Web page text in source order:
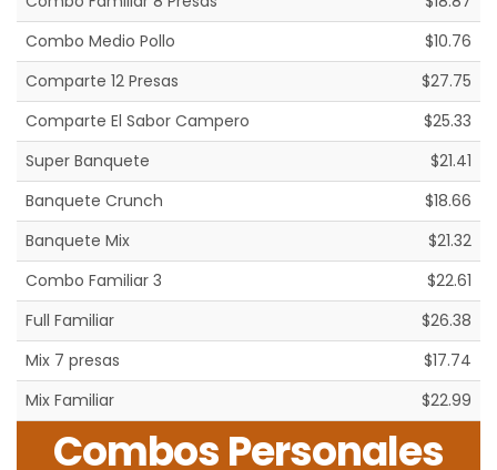
Combo Medio Pollo
$10.76
Comparte 12 Presas
$27.75
Comparte El Sabor Campero
$25.33
Super Banquete
$21.41
Banquete Crunch
$18.66
Banquete Mix
$21.32
Combo Familiar 3
$22.61
Full Familiar
$26.38
Mix 7 presas
$17.74
Mix Familiar
$22.99
Combos Personales